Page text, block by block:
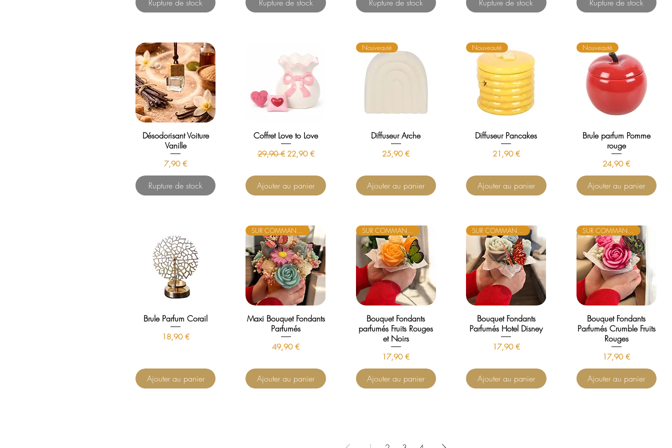
Rupture de stock Rupture de stock Rupture de stock Rupture de stock Rupture de stock
Désodorisant Voiture
Vanille
Prix
7,90 €
Rupture de stock
Coffret Love to Love
Prix original
29,90 € Prix promotionnel
22,90 €
Ajouter au panier
Nouveauté
Diffuseur Arche
Prix
25,90 €
Ajouter au panier
Nouveauté
Diffuseur Pancakes
Prix
21,90 €
Ajouter au panier
Nouveauté
Brule parfum Pomme
rouge
Prix
24,90 €
Ajouter au panier
Brule Parfum Corail
Prix
18,90 €
Ajouter au panier
SUR COMMANDE
Maxi Bouquet Fondants
Parfumés
Prix
49,90 €
Ajouter au panier
SUR COMMANDE
Bouquet Fondants
parfumés Fruits Rouges
et Noirs
Prix
17,90 €
Ajouter au panier
SUR COMMANDE
Bouquet Fondants
Parfumés Hotel Disney
Prix
17,90 €
Ajouter au panier
SUR COMMANDE
Bouquet Fondants
Parfumés Crumble Fruits
Rouges
Prix
17,90 €
Ajouter au panier